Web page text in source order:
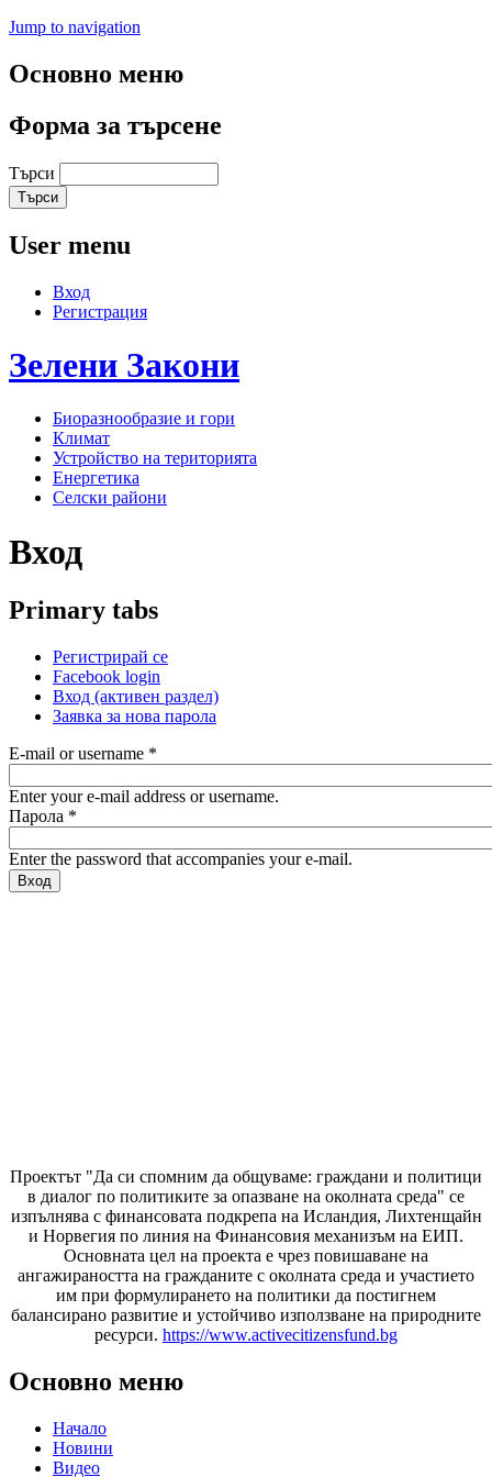
Jump to navigation
Основно меню
Форма за търсене
Търси
User menu
Вход
Регистрация
Зелени Закони
Биоразнообразие и гори
Климат
Устройство на територията
Енергетика
Селски райони
Вход
Primary tabs
Регистрирай се
Facebook login
Вход (активен раздел)
Заявка за нова парола
E-mail or username *
Enter your e-mail address or username.
Парола *
Enter the password that accompanies your e-mail.
Проектът "Да си спомним да общуваме: граждани и политици
в диалог по политиките за опазване на околната среда" се
изпълнява с финансовата подкрепа на Исландия, Лихтенщайн
и Норвегия по линия на Финансовия механизъм на ЕИП.
Основната цел на проекта е чрез повишаване на
ангажираността на гражданите с околната среда и участието
им при формулирането на политики да постигнем
балансирано развитие и устойчиво използване на природните
ресурси. https://www.activecitizensfund.bg
Основно меню
Начало
Новини
Видео